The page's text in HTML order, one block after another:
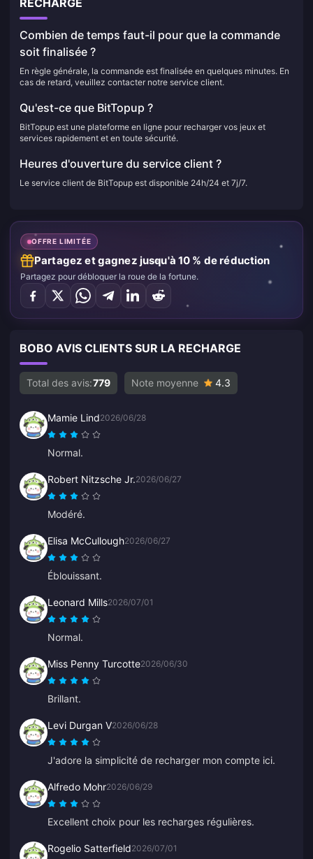
Combien de temps faut-il pour que la commande
soit finalisée ?
En règle générale, la commande est finalisée en quelques minutes. En
cas de retard, veuillez contacter notre service client.
Qu'est-ce que BitTopup ?
BitTopup est une plateforme en ligne pour recharger vos jeux et
services rapidement et en toute sécurité.
Heures d'ouverture du service client ?
Le service client de BitTopup est disponible 24h/24 et 7j/7.
OFFRE LIMITÉE
Partagez et gagnez jusqu'à 10 % de réduction
Partagez pour débloquer la roue de la fortune.
BOBO AVIS CLIENTS SUR LA RECHARGE
Total des avis:779 Note moyenne 4.3
Mamie Lind2026/06/28
Normal.
Robert Nitzsche Jr.2026/06/27
Modéré.
Elisa McCullough2026/06/27
Éblouissant.
Leonard Mills2026/07/01
Normal.
Miss Penny Turcotte2026/06/30
Brillant.
Levi Durgan V2026/06/28
J'adore la simplicité de recharger mon compte ici.
Alfredo Mohr2026/06/29
Excellent choix pour les recharges régulières.
Rogelio Satterfield2026/07/01